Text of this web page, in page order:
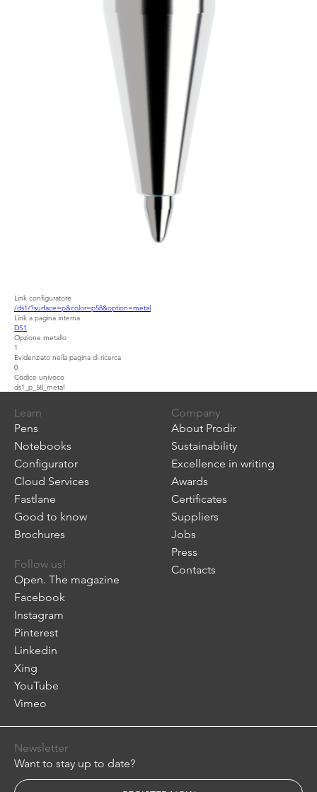
Link configuratore
/ds1/?surface=p&color=p58&option=metal
Link a pagina interna
DS1
Opzione metallo
1
Evidenziato nella pagina di ricerca
0
Codice univoco
ds1_p_58_metal
Learn
Pens
Notebooks
Configurator
Cloud Services
Fastlane
Good to know
Brochures
Company
About Prodir
Sustainability
Excellence in writing
Awards
Certificates
Suppliers
Jobs
Press
Contacts
Follow us!
Open. The magazine
Facebook
Instagram
Pinterest
Linkedin
Xing
YouTube
Vimeo
Newsletter
Want to stay up to date?